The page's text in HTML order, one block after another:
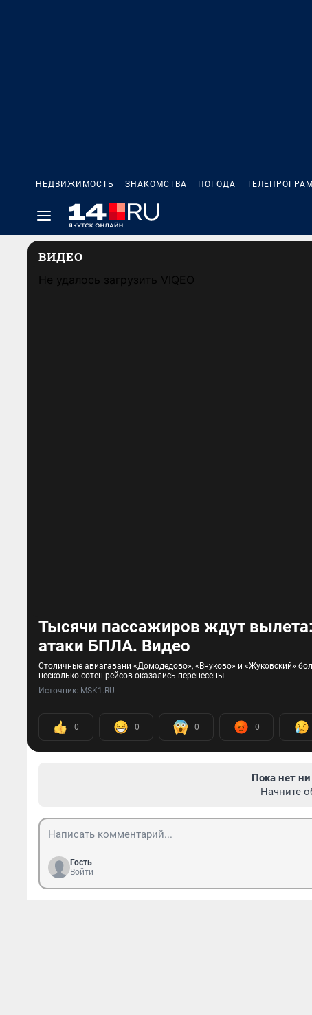
НЕДВИЖИМОСТЬ ЗНАКОМСТВА ПОГОДА
ВИДЕО
Не удалось загрузить VIQEO
Тысячи пассажиров ждут
атаки БПЛА. Видео
Столичные авиагавани «Домодедово», «Внуково» и «Жуковский»
несколько сотен рейсов оказались перенесены
Источник: MSK1.RU
0 0 0 0
Пока нет
Начните
Гость
Войти